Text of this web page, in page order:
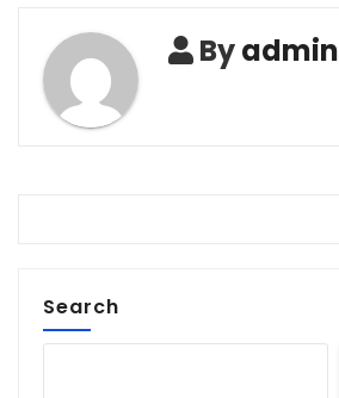
Byadmin
Search